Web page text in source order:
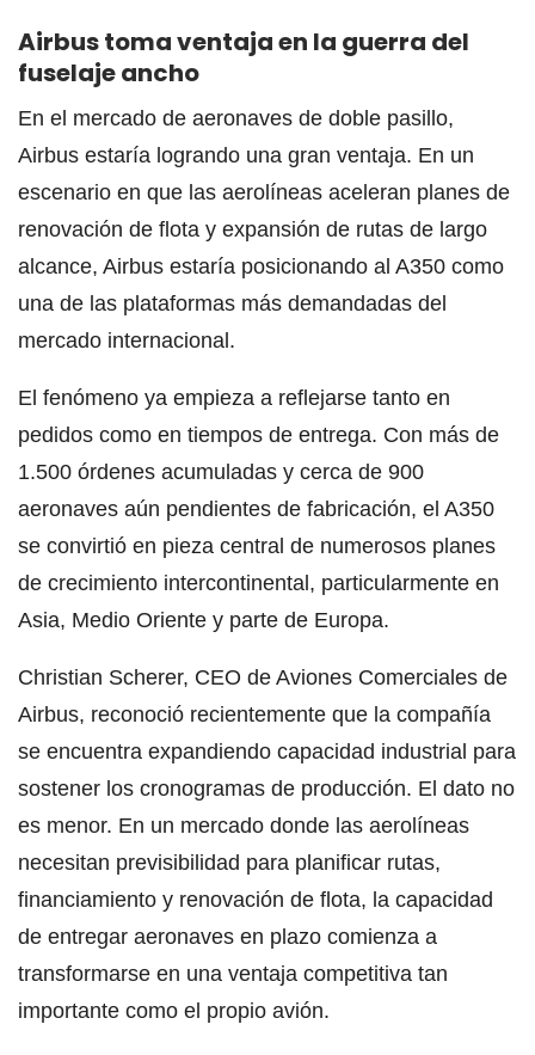
Airbus toma ventaja en la guerra del
fuselaje ancho
En el mercado de aeronaves de doble pasillo,
Airbus estaría logrando una gran ventaja. En un
escenario en que las aerolíneas aceleran planes de
renovación de flota y expansión de rutas de largo
alcance, Airbus estaría posicionando al A350 como
una de las plataformas más demandadas del
mercado internacional.
El fenómeno ya empieza a reflejarse tanto en
pedidos como en tiempos de entrega. Con más de
1.500 órdenes acumuladas y cerca de 900
aeronaves aún pendientes de fabricación, el A350
se convirtió en pieza central de numerosos planes
de crecimiento intercontinental, particularmente en
Asia, Medio Oriente y parte de Europa.
Christian Scherer, CEO de Aviones Comerciales de
Airbus, reconoció recientemente que la compañía
se encuentra expandiendo capacidad industrial para
sostener los cronogramas de producción. El dato no
es menor. En un mercado donde las aerolíneas
necesitan previsibilidad para planificar rutas,
financiamiento y renovación de flota, la capacidad
de entregar aeronaves en plazo comienza a
transformarse en una ventaja competitiva tan
importante como el propio avión.